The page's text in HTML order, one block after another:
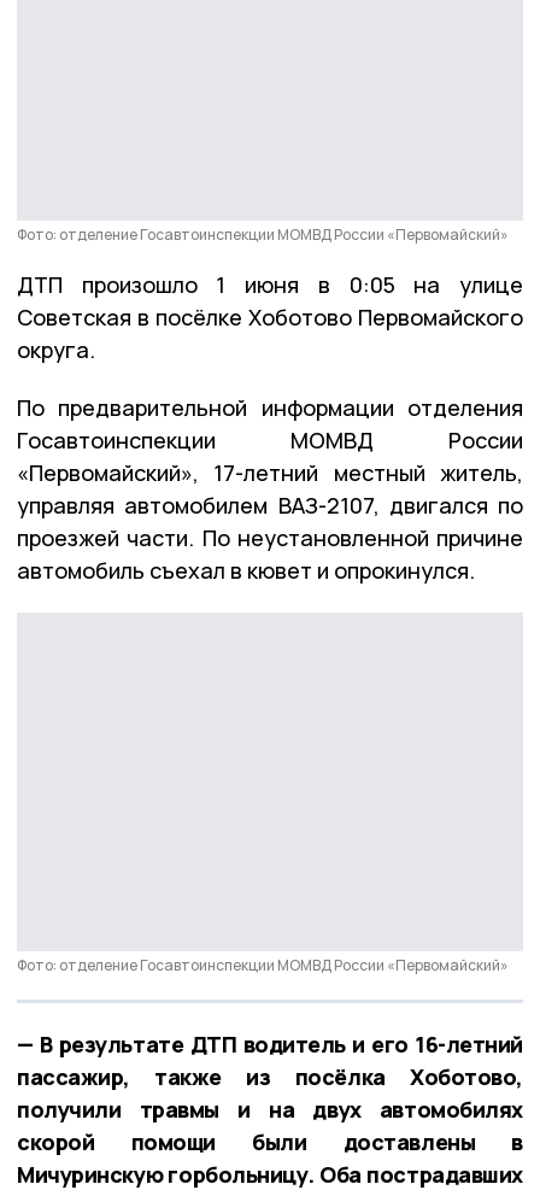
Фото: отделение Госавтоинспекции МОМВД России «Первомайский»
ДТП произошло 1 июня в 0:05 на улице
Советская в посёлке Хоботово Первомайского
округа.
По предварительной информации отделения
Госавтоинспекции МОМВД России
«Первомайский», 17-летний местный житель,
управляя автомобилем ВАЗ-2107, двигался по
проезжей части. По неустановленной причине
автомобиль съехал в кювет и опрокинулся.
Фото: отделение Госавтоинспекции МОМВД России «Первомайский»
— В результате ДТП водитель и его 16-летний
пассажир, также из посёлка Хоботово,
получили травмы и на двух автомобилях
скорой помощи были доставлены в
Мичуринскую горбольницу. Оба пострадавших